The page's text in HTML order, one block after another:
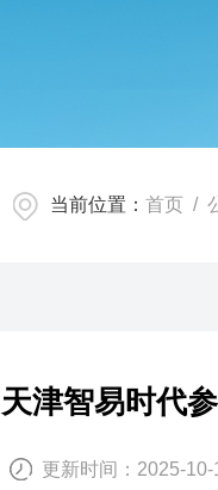
当前位置： 首页 /
天津智易时代
更新时间：2025-10-